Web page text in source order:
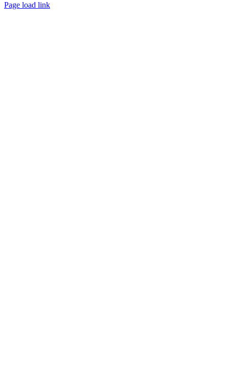
Page load link